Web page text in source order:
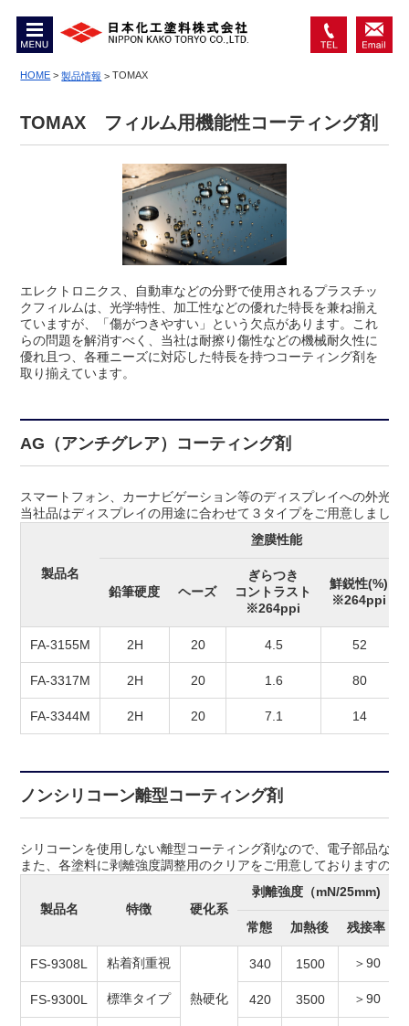
MENU
HOME >製品情報 >TOMAX
TOMAX フィルム用機能性コーティング剤
エレクトロニクス、自動車などの分野で使用されるプラスチッ
クフィルムは、光学特性、加工性などの優れた特長を兼ね揃え
ていますが、「傷がつきやすい」という欠点があります。これ
らの問題を解消すべく、当社は耐擦り傷性などの機械耐久性に
優れ且つ、各種ニーズに対応した特長を持つコーティング剤を
取り揃えています。
AG（アンチグレア）コーティング剤
スマートフォン、カーナビゲーション等のディスプレイへの外光
当社品はディスプレイの用途に合わせて３タイプをご用意しました
製品名
塗膜性能
鉛筆硬度 ヘーズ
ぎらつき
コントラスト
※264ppi
鮮鋭性(%)
※264ppi
FA-3155M 2H 20 4.5 52
FA-3317M 2H 20 1.6 80
FA-3344M 2H 20 7.1 14
ノンシリコーン離型コーティング剤
シリコーンを使用しない離型コーティング剤なので、電子部品な
また、各塗料に剥離強度調整用のクリアをご用意しておりますので
製品名 特徴 硬化系
剥離強度（mN/25mm)
常態
加熱後 残接率
FS-9308L 粘着剤重視
熱硬化
340 1500 ＞90
FS-9300L 標準タイプ 420 3500 ＞90